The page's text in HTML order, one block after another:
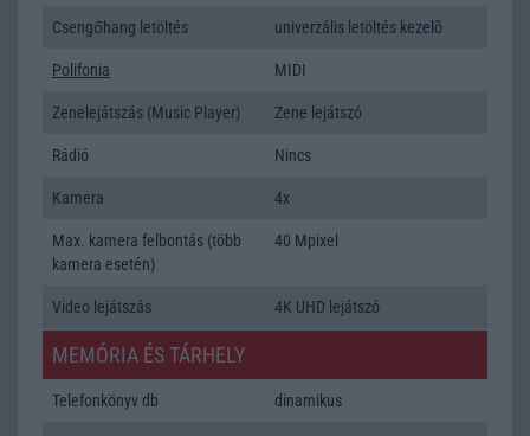
Csengőhang letöltés univerzális letöltés kezelõ
Polifonia MIDI
Zenelejátszás (Music Player) Zene lejátszó
Rádió Nincs
Kamera 4x
Max. kamera felbontás (több
kamera esetén)
40 Mpixel
Video lejátszás 4K UHD lejátszó
MEMÓRIA ÉS TÁRHELY
Telefonkönyv db dinamikus